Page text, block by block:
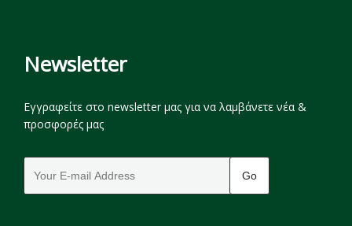
Newsletter
Εγγραφείτε στο newsletter μας για να λαμβάνετε νέα &
προσφορές μας